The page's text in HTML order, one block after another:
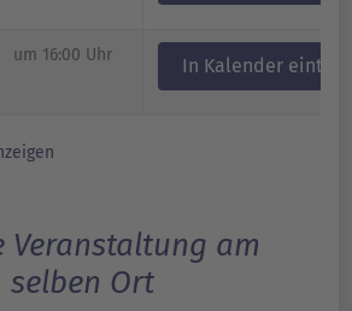
um 16:00 Uhr In Kalender
Veranstaltung am
selben Ort